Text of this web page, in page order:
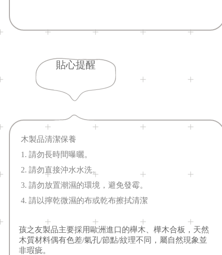
貼心提醒
木製品清潔保養
1. 請勿長時間曝曬。
2. 請勿直接沖水水洗。
3. 請勿放置潮濕的環境，避免發霉。
4. 請以擰乾微濕的布或乾布擦拭清潔
孩之友製品主要採用歐洲進口的櫸木、樺木合板 ， 天然
木質材料偶有色差/氣孔/節點/紋理不同，屬自然現象並
非瑕疵。